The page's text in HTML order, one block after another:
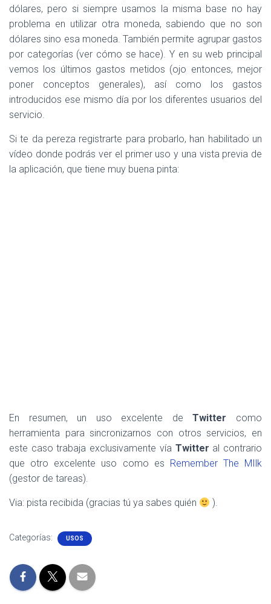
dólares, pero si siempre usamos la misma base no hay
problema en utilizar otra moneda, sabiendo que no son
dólares sino esa moneda. También permite agrupar gastos
por categorías (ver cómo se hace). Y en su web principal
vemos los últimos gastos metidos (ojo entonces, mejor
poner conceptos generales), así como los gastos
introducidos ese mismo día por los diferentes usuarios del
servicio.
Si te da pereza registrarte para probarlo, han habilitado un
vídeo donde podrás ver el primer uso y una vista previa de
la aplicación, que tiene muy buena pinta:
En resumen, un uso excelente deTwitter como
herramienta para sincronizarnos con otros servicios, en
este caso trabaja exclusivamente vía Twitter al contrario
que otro excelente uso como es Remember The MIlk
(gestor de tareas).
Via: pista recibida (gracias tú ya sabes quién ).
Categorías: USOS